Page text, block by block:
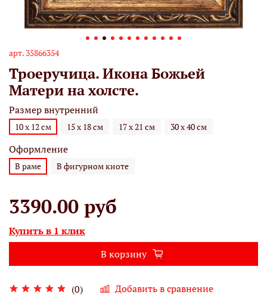
арт. 35866354
Троеручица. Икона Божьей
Матери на холсте.
(0) Добавить в сравнение
Размер внутренний
10 х 12 см 15 х 18 см 17 х 21 см 30 х 40 см
Оформление
В раме В фигурном киоте
3390.00 руб
Купить в 1 клик
В корзину